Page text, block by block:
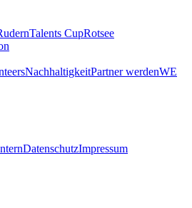
Talents CupRotsee
NachhaltigkeitPartner werdenWE
DatenschutzImpressum